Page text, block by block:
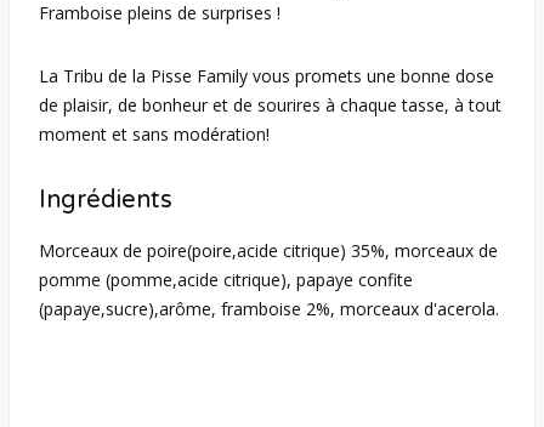
Framboise pleins de surprises !
La Tribu de la Pisse Family vous promets une bonne dose
de plaisir, de bonheur et de sourires à chaque tasse, à tout
moment et sans modération!
Ingrédients
Morceaux de poire(poire,acide citrique) 35%, morceaux de
pomme (pomme,acide citrique), papaye confite
(papaye,sucre),arôme, framboise 2%, morceaux d'acerola.